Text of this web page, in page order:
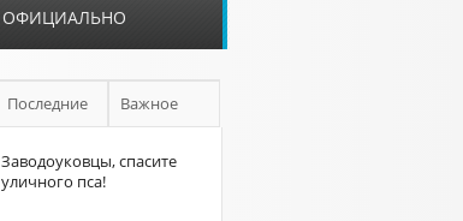
ОФИЦИАЛЬНО
Последние Важное
Заводоуковцы, спасите
уличного пса!